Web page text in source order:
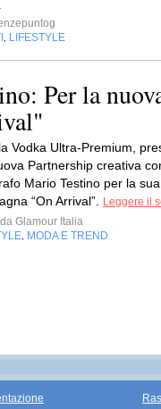
LIFESTYLE
Per la
Vodka Ultra-Premium,
Partnership creativa
Mario Testino per la
“On Arrival”.
Leggere il
Glamour Italia
MODA E TREND